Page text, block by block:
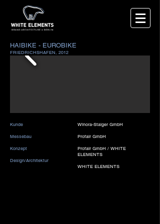
HAIBIKE - EUROBIKE
FRIEDRICHSHAFEN, 2012
Kunde
Messebau
Konzept
Design/Architektur
Winora-Staiger GmbH
Profair GmbH
Profair GmbH / WHITE
ELEMENTS
WHITE ELEMENTS